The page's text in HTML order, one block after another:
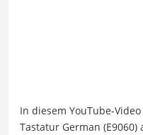
In diesem YouTube-
Tastatur German